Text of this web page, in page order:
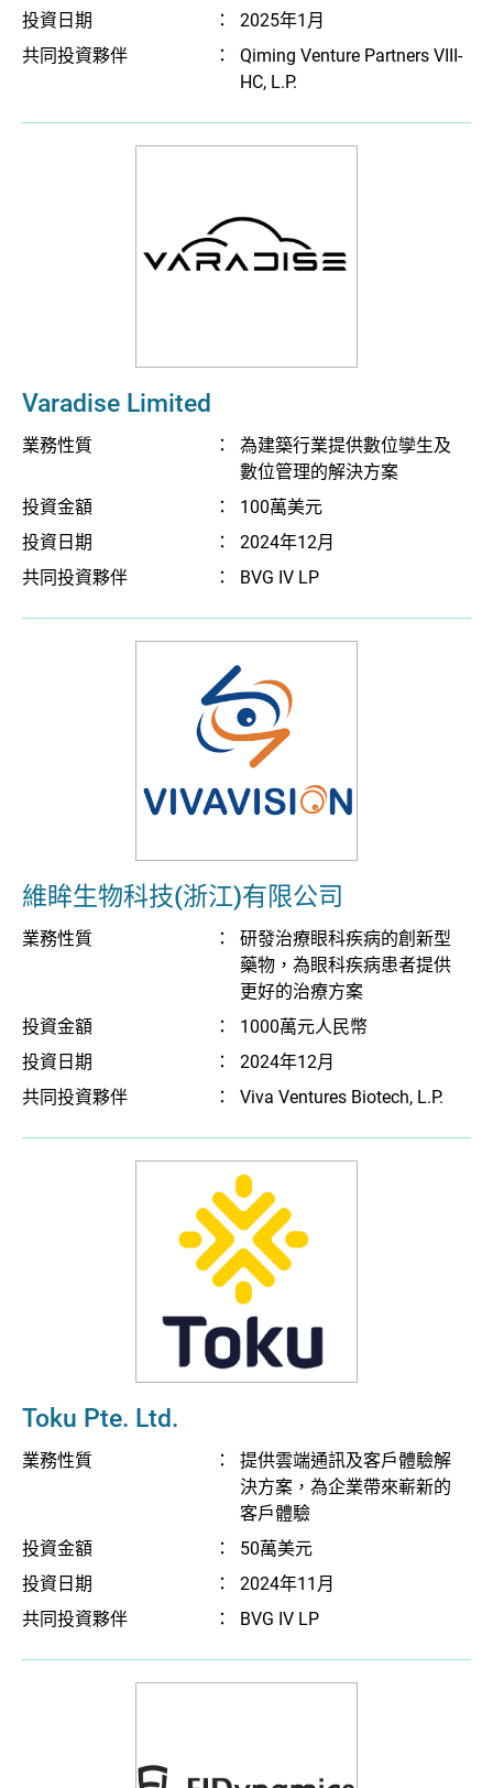
投資日期 ：
2025年1月
共同投資夥伴
：
Qiming Venture Partners VIII-
HC, L.P.
Varadise Limited
業務性質 ：
為建築行業提供數位孿生及
數位管理的解決方案
投資金額
：
100萬美元
投資日期
：
2024年12月
共同投資夥伴
： BVG IV LP
維眸生物科技(浙江)有限公司
業務性質 ：
研發治療眼科疾病的創新型
藥物，為眼科疾病患者提供
更好的治療方案
投資金額
：
1000萬元人民幣
投資日期
：
2024年12月
共同投資夥伴
： Viva Ventures Biotech, L.P.
Toku Pte. Ltd.
業務性質 ：
提供雲端通訊及客戶體驗解
決方案，為企業帶來嶄新的
客戶體驗
投資金額
：
50萬美元
投資日期
：
2024年11月
共同投資夥伴
： BVG IV LP